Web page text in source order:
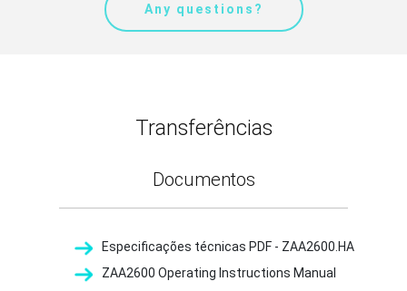
Any questions?
Transferências
Documentos
Especificações técnicas PDF - ZAA2600.HA
ZAA2600 Operating Instructions Manual